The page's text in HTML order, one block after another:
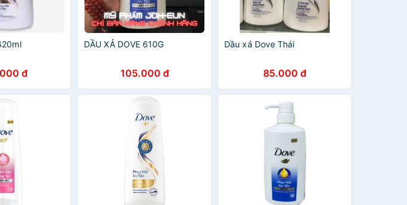
đ
DẦU XẢ DOVE 610G
105.000 đ
Dầu xả Dove Thái
85.000 đ